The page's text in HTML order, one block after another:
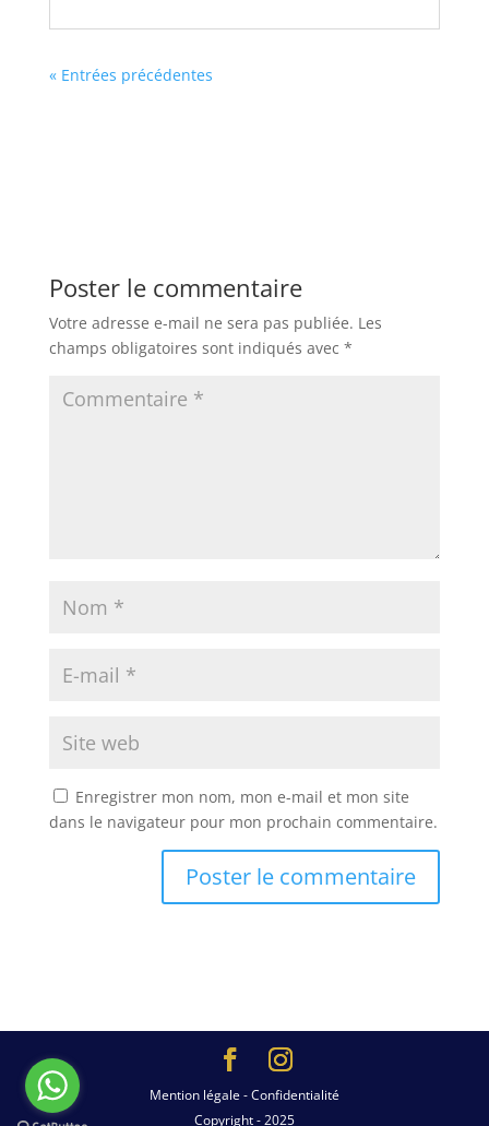
« Entrées précédentes
Poster le commentaire
Votre adresse e-mail ne sera pas publiée. Les
champs obligatoires sont indiqués avec *
Enregistrer mon nom, mon e-mail et mon site
dans le navigateur pour mon prochain commentaire.
Mention légale - Confidentialité
Copyright - 2025